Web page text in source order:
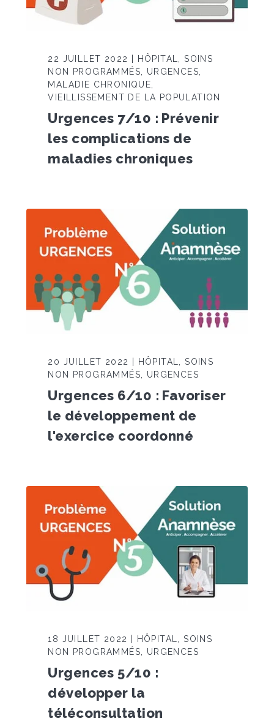
22 JUILLET 2022 | HÔPITAL, SOINS
NON PROGRAMMÉS, URGENCES,
MALADIE CHRONIQUE,
VIEILLISSEMENT DE LA POPULATION
Urgences 7/10 : Prévenir
les complications de
maladies chroniques
20 JUILLET 2022 | HÔPITAL, SOINS
NON PROGRAMMÉS, URGENCES
Urgences 6/10 : Favoriser
le développement de
l'exercice coordonné
18 JUILLET 2022 | HÔPITAL, SOINS
NON PROGRAMMÉS, URGENCES
Urgences 5/10 :
développer la
téléconsultation